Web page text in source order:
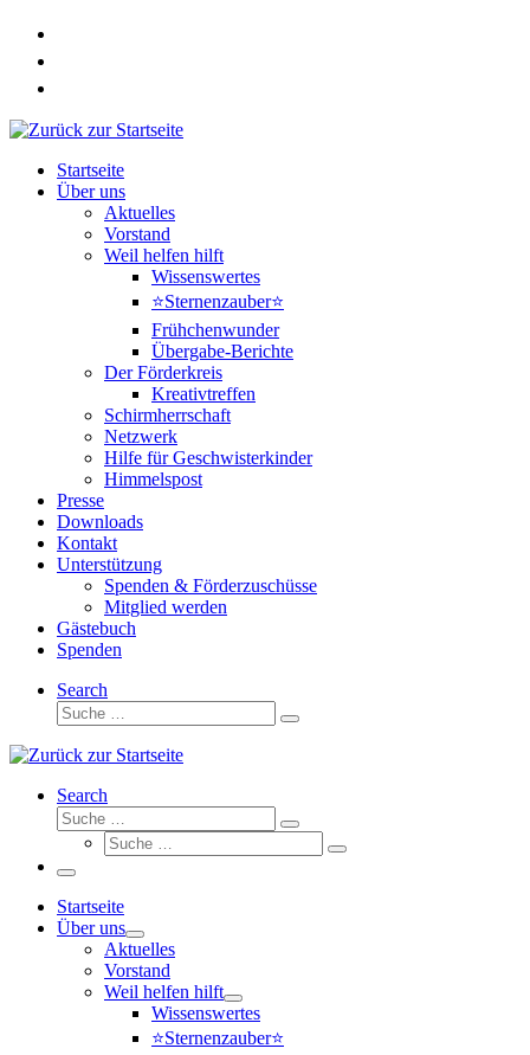
Zum
springen
Startseite
Über uns
Aktuelles
Vorstand
Weil helfen hilft
Wissenswertes
⭐Sternenzauber⭐
Frühchenwunder
Übergabe-Berichte
Der Förderkreis
Kreativtreffen
Schirmherrschaft
Netzwerk
Hilfe für Geschwisterkinder
Himmelspost
Presse
Downloads
Kontakt
Unterstützung
Spenden & Förderzuschüsse
Mitglied werden
Gästebuch
Spenden
Search
Suche
Suche
Search
Suche
Suche
Suche
Suche
Menü
Startseite
Über uns
Aktuelles
Vorstand
Weil helfen hilft
Wissenswertes
⭐Sternenzauber⭐